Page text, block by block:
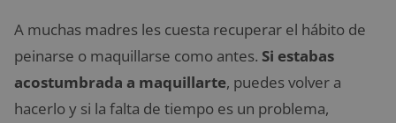
A muchas madres les cuesta recuperar el hábito de
peinarse o maquillarse como antes. Si estabas
acostumbrada a maquillarte, puedes volver a
hacerlo y si la falta de tiempo es un problema,